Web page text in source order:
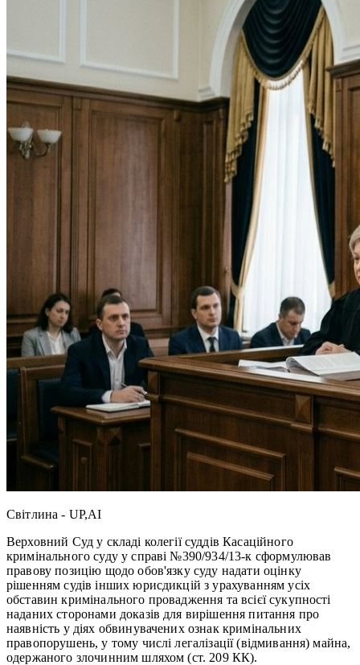
Світлина - UP,AI
Верховний Суд у складі колегії суддів Касаційного
кримінального суду у справі №390/934/13-к сформулював
правову позицію щодо обов'язку суду надати оцінку
рішенням судів інших юрисдикцій з урахуванням усіх
обставин кримінального провадження та всієї сукупності
наданих сторонами доказів для вирішення питання про
наявність у діях обвинувачених ознак кримінальних
правопорушень, у тому числі легалізації (відмивання) майна,
одержаного злочинним шляхом (ст. 209 КК).